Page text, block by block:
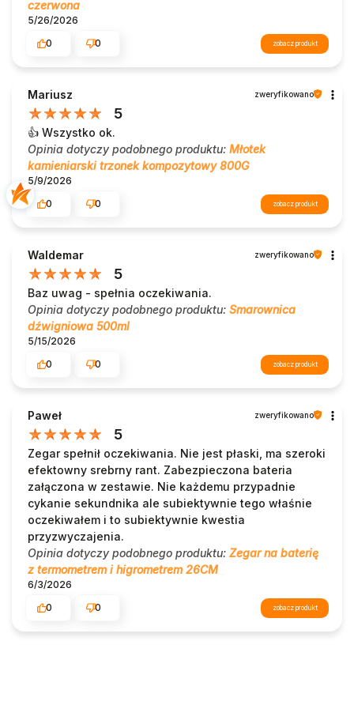
czerwona
5/26/2026
0
0 zobacz produkt
Mariusz zweryfikowano
5
👍️ Wszystko ok.
Opinia dotyczy podobnego produktu: Młotek
kamieniarski trzonek kompozytowy 800G
5/9/2026
0
0 zobacz produkt
Waldemar zweryfikowano
5
Baz uwag - spełnia oczekiwania.
Opinia dotyczy podobnego produktu: Smarownica
dźwigniowa 500ml
5/15/2026
0
0 zobacz produkt
Paweł zweryfikowano
5
Zegar spełnił oczekiwania. Nie jest płaski, ma szeroki
efektowny srebrny rant. Zabezpieczona bateria
załączona w zestawie. Nie każdemu przypadnie
cykanie sekundnika ale subiektywnie tego właśnie
oczekiwałem i to subiektywnie kwestia
przyzwyczajenia.
Opinia dotyczy podobnego produktu: Zegar na baterię
z termometrem i higrometrem 26CM
6/3/2026
0
0 zobacz produkt